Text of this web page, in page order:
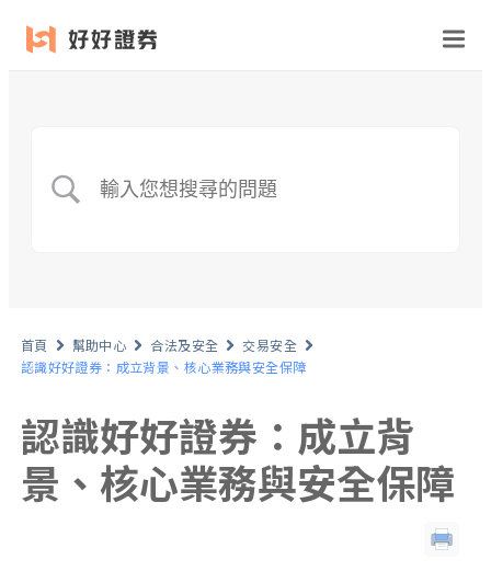
首頁 幫助中心 合法及安全
交易安全
認識好好證券：成立背景、核心業務與安全保障
認識好好證券：成立背
景、核心業務與安全保障